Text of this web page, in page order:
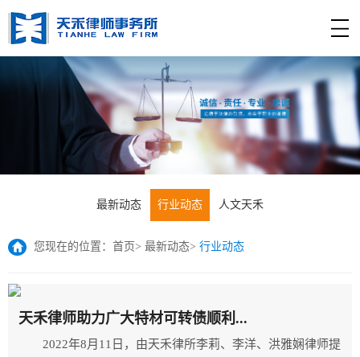
最新动态 行业动态 人文天禾
您现在的位置： 首页> 最新动态> 行业动态
天禾律师助力广大特材可转债顺利...
2022年8月11日，由天禾律所李莉、李洋、洪雅娴律师提